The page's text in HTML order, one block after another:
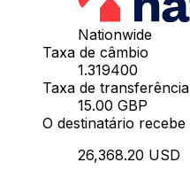
Nationwide
Taxa de câmbio
1.319400
Taxa de transferência
15.00 GBP
O destinatário recebe
26,368.20 USD